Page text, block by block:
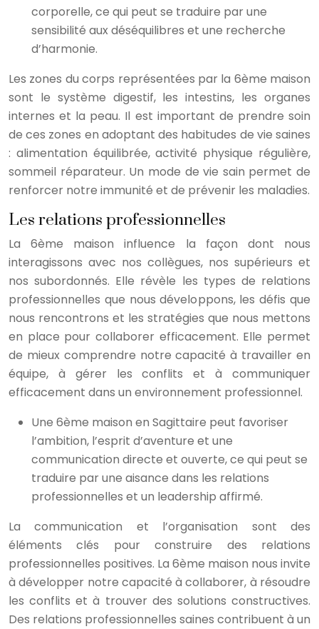
corporelle, ce qui peut se traduire par une
sensibilité aux déséquilibres et une recherche
d’harmonie.
Les zones du corps représentées par la 6ème maison
sont le système digestif, les intestins, les organes
internes et la peau. Il est important de prendre soin
de ces zones en adoptant des habitudes de vie saines
: alimentation équilibrée, activité physique régulière,
sommeil réparateur. Un mode de vie sain permet de
renforcer notre immunité et de prévenir les maladies.
Les relations professionnelles
La 6ème maison influence la façon dont nous
interagissons avec nos collègues, nos supérieurs et
nos subordonnés. Elle révèle les types de relations
professionnelles que nous développons, les défis que
nous rencontrons et les stratégies que nous mettons
en place pour collaborer efficacement. Elle permet
de mieux comprendre notre capacité à travailler en
équipe, à gérer les conflits et à communiquer
efficacement dans un environnement professionnel.
Une 6ème maison en Sagittaire peut favoriser
l’ambition, l’esprit d’aventure et une
communication directe et ouverte, ce qui peut se
traduire par une aisance dans les relations
professionnelles et un leadership affirmé.
La communication et l’organisation sont des
éléments clés pour construire des relations
professionnelles positives. La 6ème maison nous invite
à développer notre capacité à collaborer, à résoudre
les conflits et à trouver des solutions constructives.
Des relations professionnelles saines contribuent à un